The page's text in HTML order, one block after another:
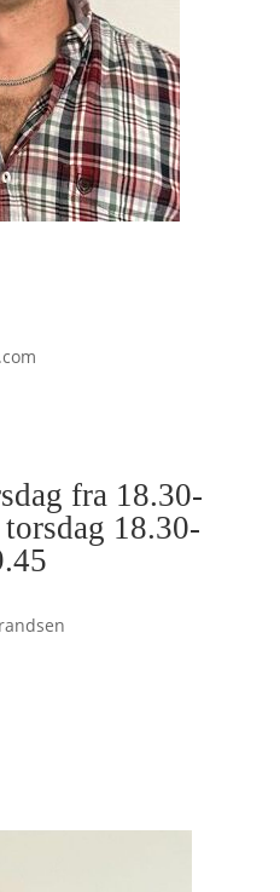
fra 18.30-
18.30-